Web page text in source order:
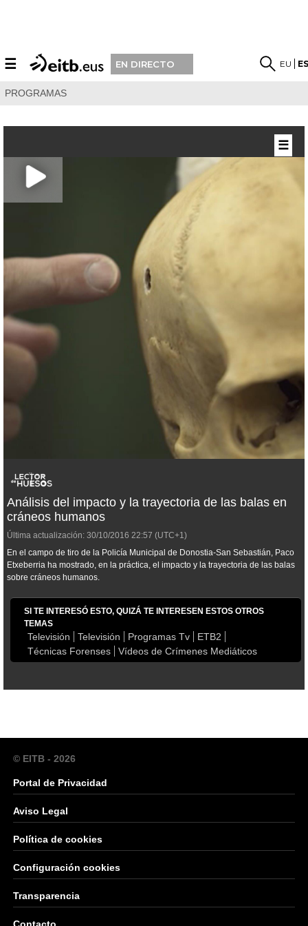
☰ EN DIRECTO EU
PROGRAMAS
Análisis del impacto y la trayectoria de las balas en
cráneos humanos
Última actualización: 30/10/2016 22:57 (UTC+1)
En el campo de tiro de la Policía Municipal de Donostia-San Sebastián, Paco
Etxeberria ha mostrado, en la práctica, el impacto y la trayectoria de las balas
sobre cráneos humanos.
SI TE INTERESÓ ESTO, QUIZÁ TE INTERESEN ESTOS OTROS
TEMAS
Televisión Televisión Programas Tv
ETB2
Técnicas Forenses
Vídeos de Crímenes Mediáticos
☰
© EITB - 2026
Portal de Privacidad
Aviso Legal
Política de cookies
Configuración cookies
Transparencia